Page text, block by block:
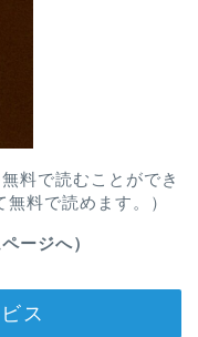
料で読むことができ
料で読めます。）
ージへ）
ス